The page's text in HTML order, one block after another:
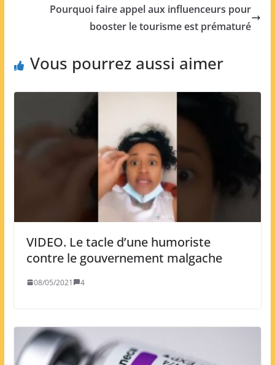
Pourquoi faire appel aux influenceurs pour
booster le tourisme est prématuré
Vous pourrez aussi aimer
VIDEO. Le tacle d’une humoriste
contre le gouvernement malgache
08/05/2021 4